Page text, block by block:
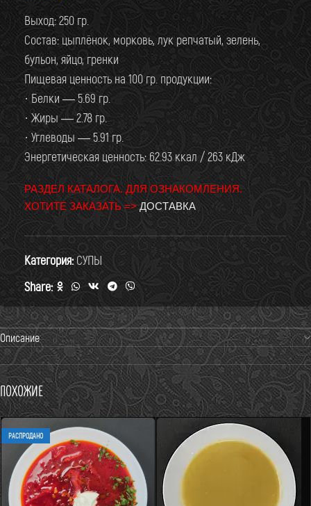
Выход: 250 гр.
Состав: цыплёнок, морковь, лук репчатый, зелень,
бульон, яйцо, гренки
Пищевая ценность на 100 гр. продукции:
· Белки — 5.69 гр.
· Жиры — 2.78 гр.
· Углеводы — 5.91 гр.
Энергетическая ценность: 62.93 ккал / 263 кДж
РАЗДЕЛ КАТАЛОГА. ДЛЯ ОЗНАКОМЛЕНИЯ.
ХОТИТЕ ЗАКАЗАТЬ =>ДОСТАВКА
Категория: СУПЫ
Share:
Описание
Похожие
РАСПРОДАНО